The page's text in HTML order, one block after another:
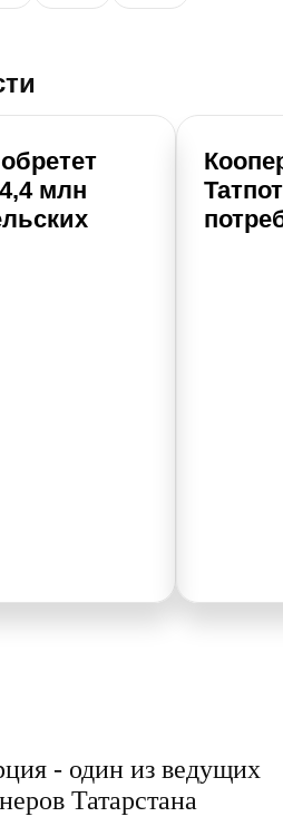
млн
- один из ведущих
Татарстана